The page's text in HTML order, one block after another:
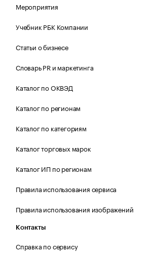
Мероприятия
Учебник РБК Компании
Статьи о бизнесе
Словарь PR и маркетинга
Каталог по ОКВЭД
Каталог по регионам
Каталог по категориям
Каталог торговых марок
Каталог ИП по регионам
Правила использования сервиса
Правила использования изображений
Контакты
Справка по сервису